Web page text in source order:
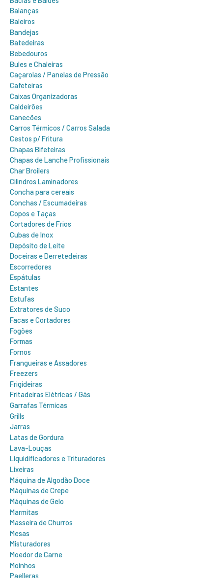
Balanças
Baleiros
Bandejas
Batedeiras
Bebedouros
Bules e Chaleiras
Caçarolas / Panelas de Pressão
Cafeteiras
Caixas Organizadoras
Caldeirões
Canecões
Carros Térmicos / Carros Salada
Cestos p/ Fritura
Chapas Bifeteiras
Chapas de Lanche Profissionais
Char Broilers
Cilindros Laminadores
Concha para cereais
Conchas / Escumadeiras
Copos e Taças
Cortadores de Frios
Cubas de Inox
Depósito de Leite
Doceiras e Derretedeiras
Escorredores
Espátulas
Estantes
Estufas
Extratores de Suco
Facas e Cortadores
Fogões
Formas
Fornos
Frangueiras e Assadores
Freezers
Frigideiras
Fritadeiras Elétricas / Gás
Garrafas Térmicas
Grills
Jarras
Latas de Gordura
Lava-Louças
Liquidificadores e Trituradores
Lixeiras
Máquina de Algodão Doce
Máquinas de Crepe
Máquinas de Gelo
Marmitas
Masseira de Churros
Mesas
Misturadores
Moedor de Carne
Moinhos
Paelleras